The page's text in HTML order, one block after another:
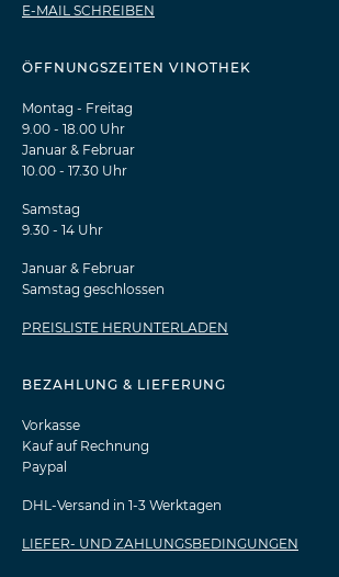
E-MAIL SCHREIBEN
ÖFFNUNGSZEITEN VINOTHEK
Montag - Freitag
9.00 - 18.00 Uhr
Januar & Februar
10.00 - 17.30 Uhr
Samstag
9.30 - 14 Uhr
Januar & Februar
Samstag geschlossen
PREISLISTE HERUNTERLADEN
BEZAHLUNG & LIEFERUNG
Vorkasse
Kauf auf Rechnung
Paypal
DHL-Versand in 1-3 Werktagen
LIEFER- UND ZAHLUNGSBEDINGUNGEN